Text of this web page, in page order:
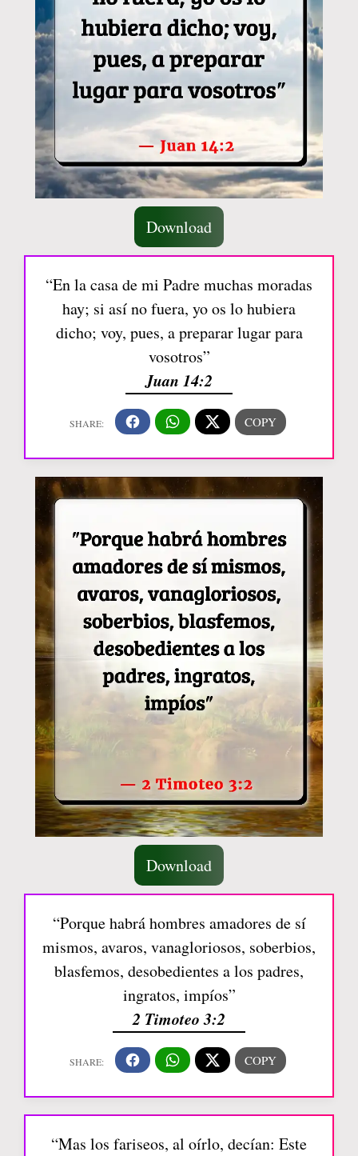
Download
“En la casa de mi Padre muchas moradas
hay; si así no fuera, yo os lo hubiera
dicho; voy, pues, a preparar lugar para
vosotros”
Juan 14:2
Download
“Porque habrá hombres amadores de sí
mismos, avaros, vanagloriosos, soberbios,
blasfemos, desobedientes a los padres,
ingratos, impíos”
2 Timoteo 3:2
“Mas los fariseos, al oírlo, decían: Este